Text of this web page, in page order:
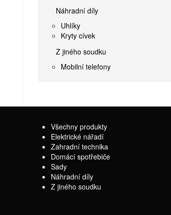
Náhradní díly
Uhlíky
Kryty cívek
Z jiného soudku
Mobilní telefony
Všechny produkty
Elektrické nářadí
Zahradní technika
Domácí spotřebiče
Sady
Náhradní díly
Z jiného soudku